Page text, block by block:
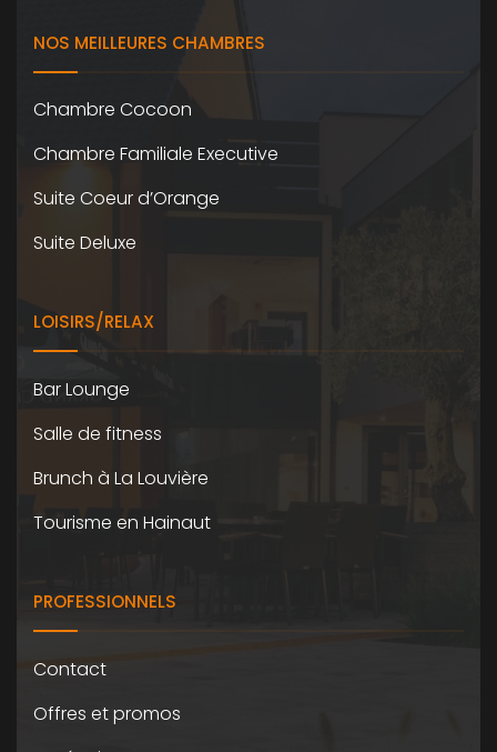
NOS MEILLEURES CHAMBRES
Chambre Cocoon
Chambre Familiale Executive
Suite Coeur d’Orange
Suite Deluxe
LOISIRS/RELAX
Bar Lounge
Salle de fitness
Brunch à La Louvière
Tourisme en Hainaut
PROFESSIONNELS
Contact
Offres et promos